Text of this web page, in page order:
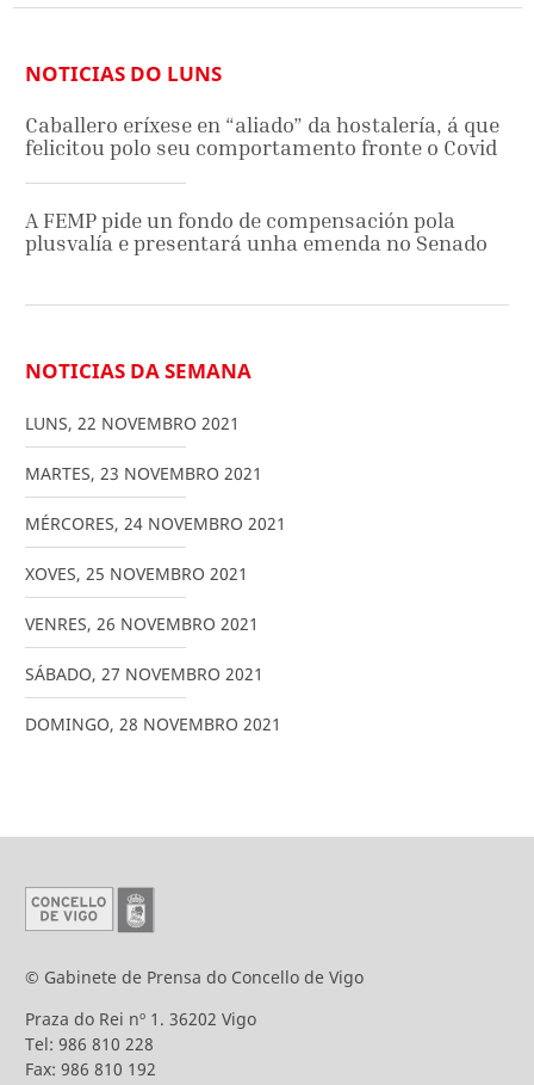
NOTICIAS DO LUNS
Caballero eríxese en “aliado” da hostalería, á que
felicitou polo seu comportamento fronte o Covid
A FEMP pide un fondo de compensación pola
plusvalía e presentará unha emenda no Senado
NOTICIAS DA SEMANA
LUNS, 22 NOVEMBRO 2021
MARTES, 23 NOVEMBRO 2021
MÉRCORES, 24 NOVEMBRO 2021
XOVES, 25 NOVEMBRO 2021
VENRES, 26 NOVEMBRO 2021
SÁBADO, 27 NOVEMBRO 2021
DOMINGO, 28 NOVEMBRO 2021
© Gabinete de Prensa do Concello de Vigo
Praza do Rei nº 1. 36202 Vigo
Tel: 986 810 228
Fax: 986 810 192